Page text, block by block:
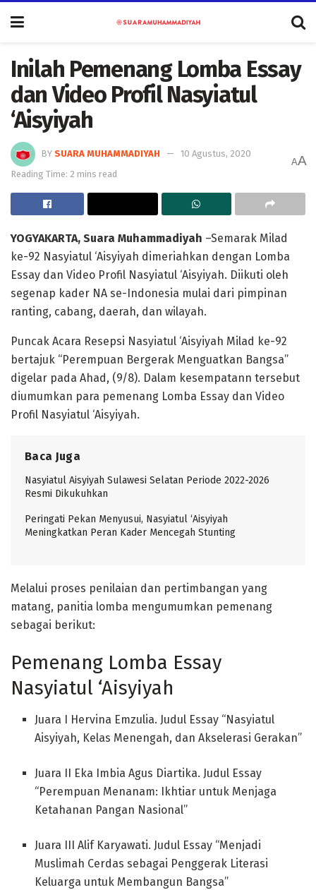
Inilah Pemenang Lomba Essay
dan Video Profil Nasyiatul
‘Aisyiyah
BY SUARA MUHAMMADIYAH
10 Agustus, 2020
Reading Time: 2 mins read
AA
YOGYAKARTA, Suara Muhammadiyah –Semarak Milad
ke-92 Nasyiatul ‘Aisyiyah dimeriahkan dengan Lomba
Essay dan Video Profil Nasyiatul ‘Aisyiyah. Diikuti oleh
segenap kader NA se-Indonesia mulai dari pimpinan
ranting, cabang, daerah, dan wilayah.
Puncak Acara Resepsi Nasyiatul ‘Aisyiyah Milad ke-92
bertajuk “Perempuan Bergerak Menguatkan Bangsa”
digelar pada Ahad, (9/8). Dalam kesempatann tersebut
diumumkan para pemenang Lomba Essay dan Video
Profil Nasyiatul ‘Aisyiyah.
Baca Juga
Nasyiatul Aisyiyah Sulawesi Selatan Periode 2022-2026
Resmi Dikukuhkan
Peringati Pekan Menyusui, Nasyiatul ‘Aisyiyah
Meningkatkan Peran Kader Mencegah Stunting
Melalui proses penilaian dan pertimbangan yang
matang, panitia lomba mengumumkan pemenang
sebagai berikut:
Pemenang Lomba Essay
Nasyiatul ‘Aisyiyah
Juara I Hervina Emzulia. Judul Essay “Nasyiatul
Aisyiyah, Kelas Menengah, dan Akselerasi Gerakan”
Juara II Eka Imbia Agus Diartika. Judul Essay
“Perempuan Menanam: Ikhtiar untuk Menjaga
Ketahanan Pangan Nasional”
Juara III Alif Karyawati. Judul Essay “Menjadi
Muslimah Cerdas sebagai Penggerak Literasi
Keluarga untuk Membangun Bangsa”